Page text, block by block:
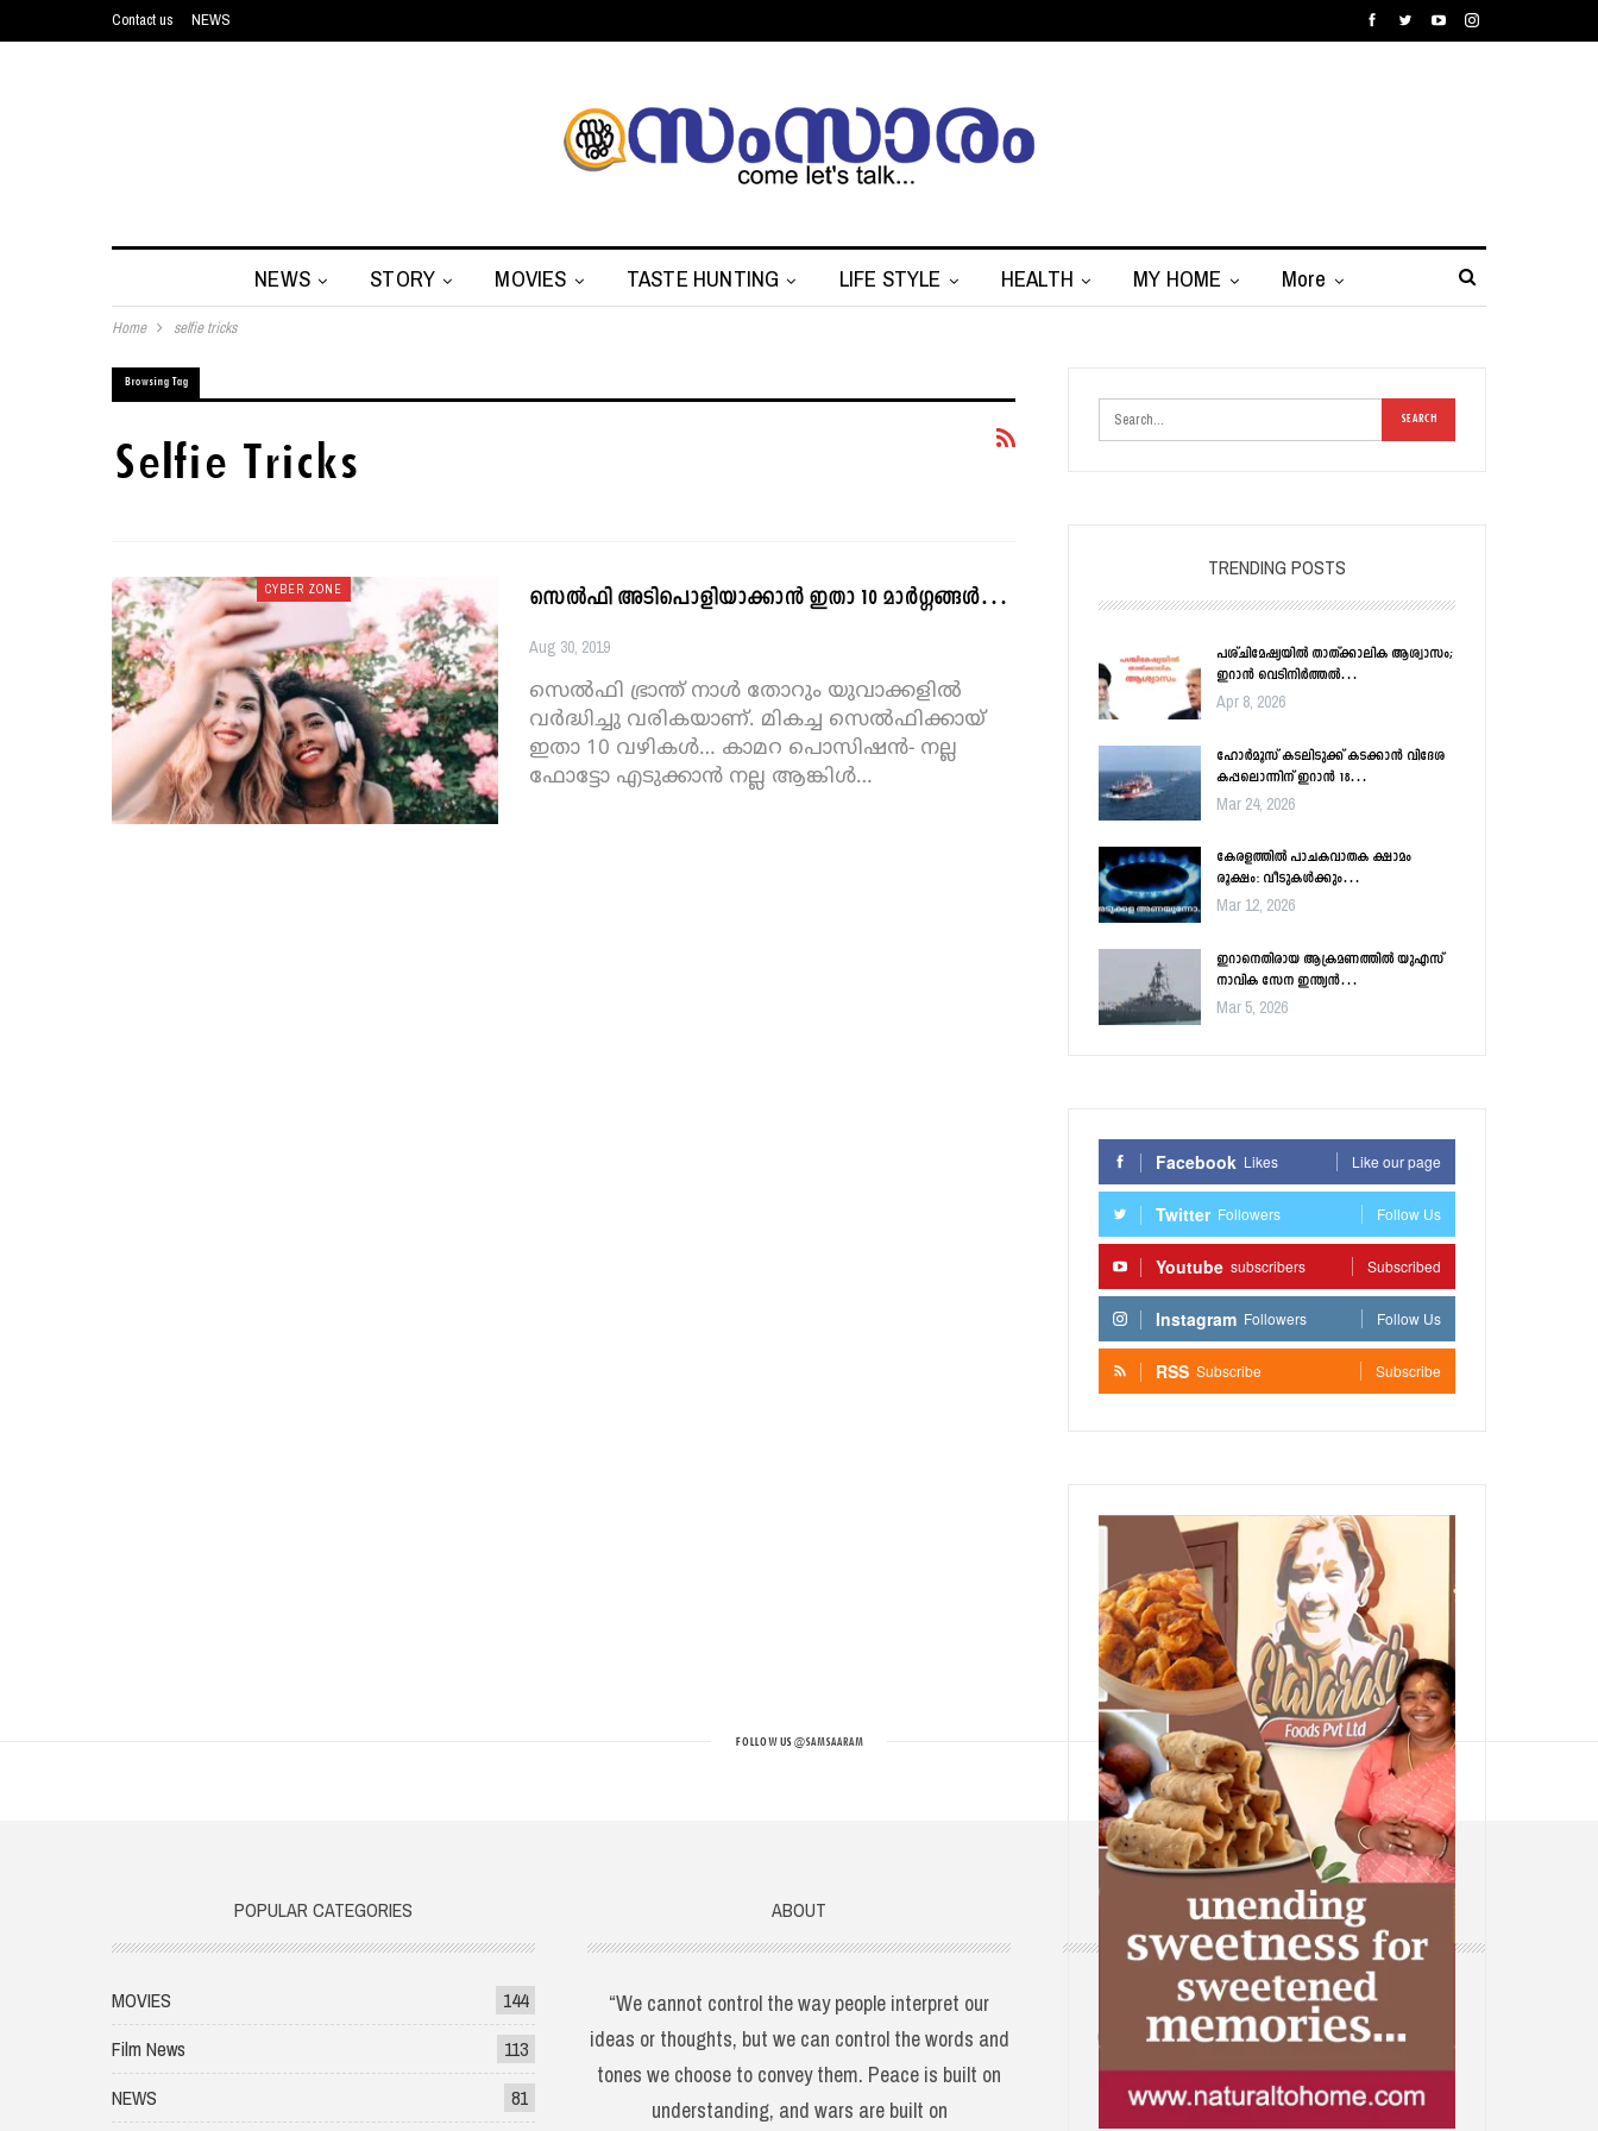
Contact us NEWS
NEWS STORY MOVIES TASTE HUNTING LIFE STYLE HEALTH MY HOME More
Home selfie tricks
Browsing Tag
Selfie Tricks
CYBER ZONE സെല്‍ഫി അടിപൊളിയാക്കാന്‍ ഇതാ 10 മാര്‍ഗ്ഗങ്ങള്‍…
Aug 30, 2019
സെല്‍ഫി ഭ്രാന്ത് നാള്‍ തോറും യുവാക്കളില്‍
വര്‍ദ്ധിച്ചു വരികയാണ്. മികച്ച സെല്‍ഫിക്കായ്
ഇതാ 10 വഴികള്‍… കാമറ പൊസിഷന്‍- നല്ല
ഫോട്ടോ എടുക്കാന്‍ നല്ല ആങ്കിള്‍…
TRENDING POSTS
പശ്ചിമേഷ്യയിൽ താത്ക്കാലിക ആശ്വാസം;
ഇറാൻ വെടിനിർത്തൽ…
Apr 8, 2026
ഹോർമൂസ് കടലിടുക്ക് കടക്കാൻ വിദേശ
കപ്പലൊന്നിന് ഇറാൻ 18…
Mar 24, 2026
കേരളത്തിൽ പാചകവാതക ക്ഷാമം
രൂക്ഷം: വീടുകൾക്കും…
Mar 12, 2026
ഇറാനെതിരായ ആക്രമണത്തിൽ യുഎസ്
നാവിക സേന ഇന്ത്യൻ…
Mar 5, 2026
Facebook Likes Like our page
Twitter Followers Follow Us
Youtube subscribers Subscribed
Instagram Followers Follow Us
RSS Subscribe Subscribe
FOLLOW US@SAMSAARAM
POPULAR CATEGORIES
MOVIES
144
Film News
113
NEWS
81
ABOUT
“We cannot control the way people interpret our
ideas or thoughts, but we can control the words and
tones we choose to convey them. Peace is built on
understanding, and wars are built on
CONTACT
Web: www.samsaaram.com